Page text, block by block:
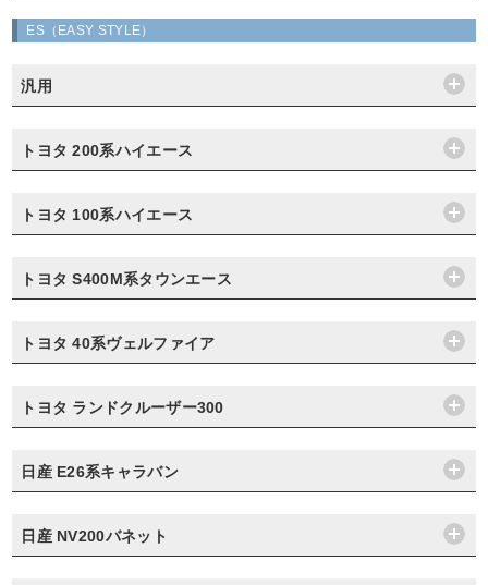
ES（EASY STYLE）
汎用
トヨタ 200系ハイエース
トヨタ 100系ハイエース
トヨタ S400M系タウンエース
トヨタ 40系ヴェルファイア
トヨタ ランドクルーザー300
日産 E26系キャラバン
日産 NV200バネット